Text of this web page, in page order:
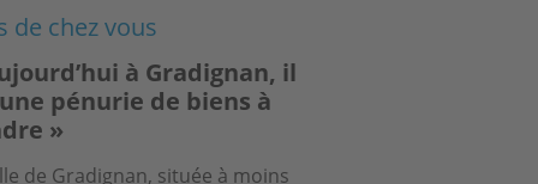
de chez vous
à Gradignan, il
pénurie de biens à
»
de Gradignan, située à moins